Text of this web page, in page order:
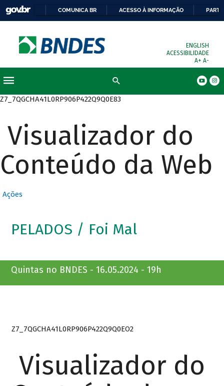
COMUNICA BR ACESSO À INFORMAÇÃO
ENGLISH
ACESSIBILIDADE
A+ A-
Z7_7QGCHA41L0RP906P422Q9Q0E83
Visualizador do
Conteúdo da Web
Ações
PELADOS / Foi Mal
Quintas no BNDES - 16.05.2024 - 19h
Z7_7QGCHA41L0RP906P422Q9Q0EO2
Visualizador do